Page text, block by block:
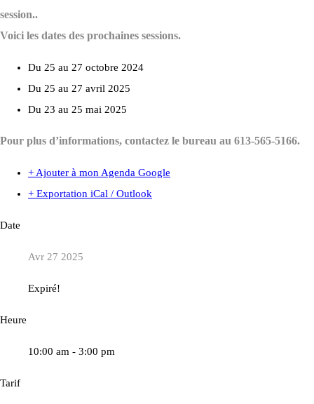
session..
Voici les dates des prochaines sessions.
Du 25 au 27 octobre 2024
Du 25 au 27 avril 2025
Du 23 au 25 mai 2025
Pour plus d’informations, contactez le bureau au 613-565-5166.
+ Ajouter à mon Agenda Google
+ Exportation iCal / Outlook
Date
Avr 27 2025
Expiré!
Heure
10:00 am - 3:00 pm
Tarif